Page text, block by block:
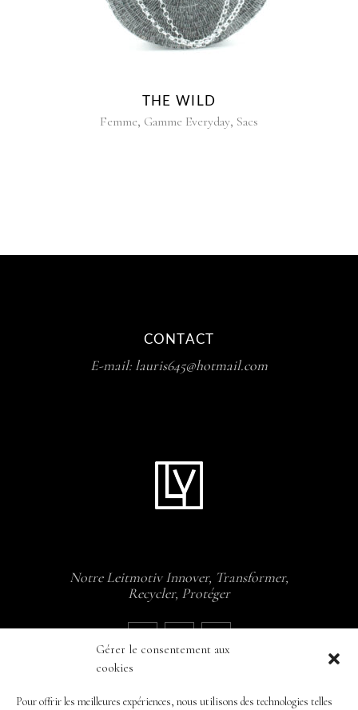
Gérer le consentement aux
cookies
Pour offrir les meilleures expériences, nous utilisons des technologies telles
THE WILD
Femme, Gamme Everyday, Sacs
CONTACT
E-mail: lauris645@hotmail.com
Notre Leitmotiv Innover, Transformer,
Recycler, Protéger